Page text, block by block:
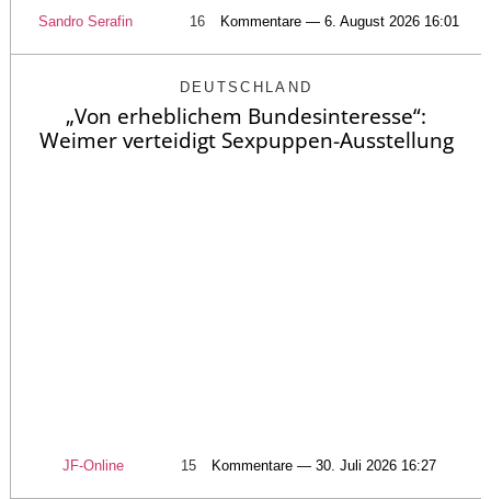
Sandro Serafin 16 Kommentare — 6. August 2026 16:01
DEUTSCHLAND
„Von erheblichem Bundesinteresse“:
Weimer verteidigt Sexpuppen-Ausstellung
JF-Online 15 Kommentare — 30. Juli 2026 16:27